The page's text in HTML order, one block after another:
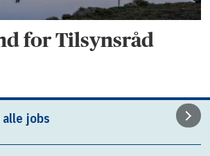
for Tilsynsråd
alle jobs